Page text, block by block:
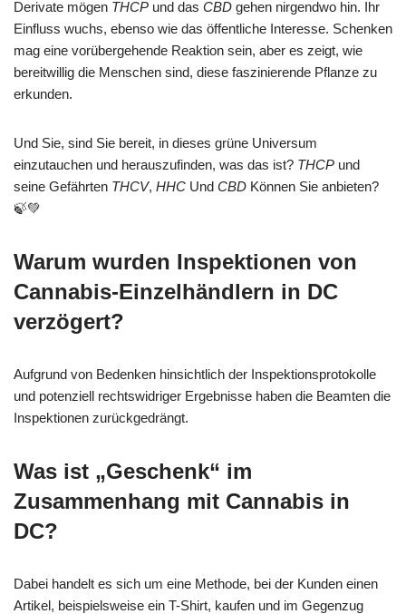
Derivate mögen THCP und das CBD gehen nirgendwo hin. Ihr
Einfluss wuchs, ebenso wie das öffentliche Interesse. Schenken
mag eine vorübergehende Reaktion sein, aber es zeigt, wie
bereitwillig die Menschen sind, diese faszinierende Pflanze zu
erkunden.
Und Sie, sind Sie bereit, in dieses grüne Universum
einzutauchen und herauszufinden, was das ist? THCP und
seine Gefährten THCV, HHC Und CBD Können Sie anbieten?
🍃💚
Warum wurden Inspektionen von
Cannabis-Einzelhändlern in DC
verzögert?
Aufgrund von Bedenken hinsichtlich der Inspektionsprotokolle
und potenziell rechtswidriger Ergebnisse haben die Beamten die
Inspektionen zurückgedrängt.
Was ist „Geschenk“ im
Zusammenhang mit Cannabis in
DC?
Dabei handelt es sich um eine Methode, bei der Kunden einen
Artikel, beispielsweise ein T-Shirt, kaufen und im Gegenzug